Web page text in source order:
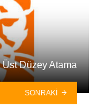
Üst Düzey Atama
SONRAKI